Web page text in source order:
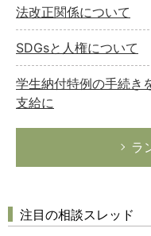
法改正関係について
SDGsと人権について
学生納付特例の手続き
支給に
ラ
注目の相談スレッド